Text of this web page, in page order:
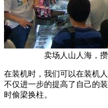
卖场人山人海，
在装机时，我们可以在装机
不仅进一步的提高了自己的
时偷梁换柱。